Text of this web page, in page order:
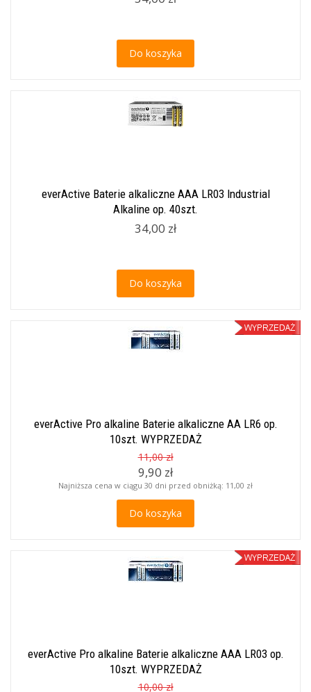
Do koszyka
everActive Baterie alkaliczne AAA LR03 Industrial
Alkaline op. 40szt.
34,00 zł
Do koszyka
everActive Pro alkaline Baterie alkaliczne AA LR6 op.
10szt. WYPRZEDAŻ
11,00 zł
9,90 zł
Najniższa cena w ciągu 30 dni przed obniżką: 11,00 zł
Do koszyka
everActive Pro alkaline Baterie alkaliczne AAA LR03 op.
10szt. WYPRZEDAŻ
10,00 zł